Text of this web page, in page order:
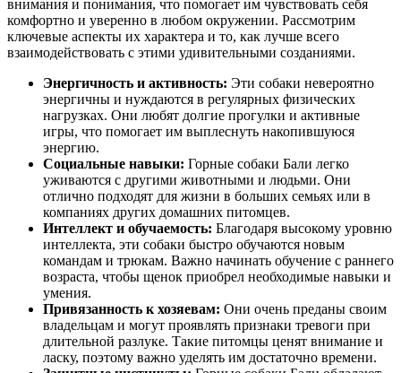
внимания и понимания, что помогает им чувствовать себя
комфортно и уверенно в любом окружении. Рассмотрим
ключевые аспекты их характера и то, как лучше всего
взаимодействовать с этими удивительными созданиями.
Энергичность и активность: Эти собаки невероятно
энергичны и нуждаются в регулярных физических
нагрузках. Они любят долгие прогулки и активные
игры, что помогает им выплеснуть накопившуюся
энергию.
Социальные навыки: Горные собаки Бали легко
уживаются с другими животными и людьми. Они
отлично подходят для жизни в больших семьях или в
компаниях других домашних питомцев.
Интеллект и обучаемость: Благодаря высокому уровню
интеллекта, эти собаки быстро обучаются новым
командам и трюкам. Важно начинать обучение с раннего
возраста, чтобы щенок приобрел необходимые навыки и
умения.
Привязанность к хозяевам: Они очень преданы своим
владельцам и могут проявлять признаки тревоги при
длительной разлуке. Такие питомцы ценят внимание и
ласку, поэтому важно уделять им достаточно времени.